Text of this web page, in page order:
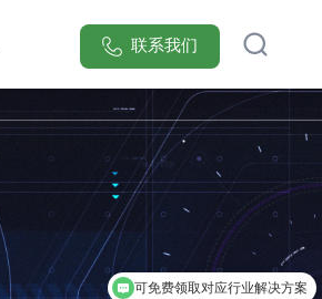
联系我们
可免费领取对应行业解决方案
可考察行业标杆案例